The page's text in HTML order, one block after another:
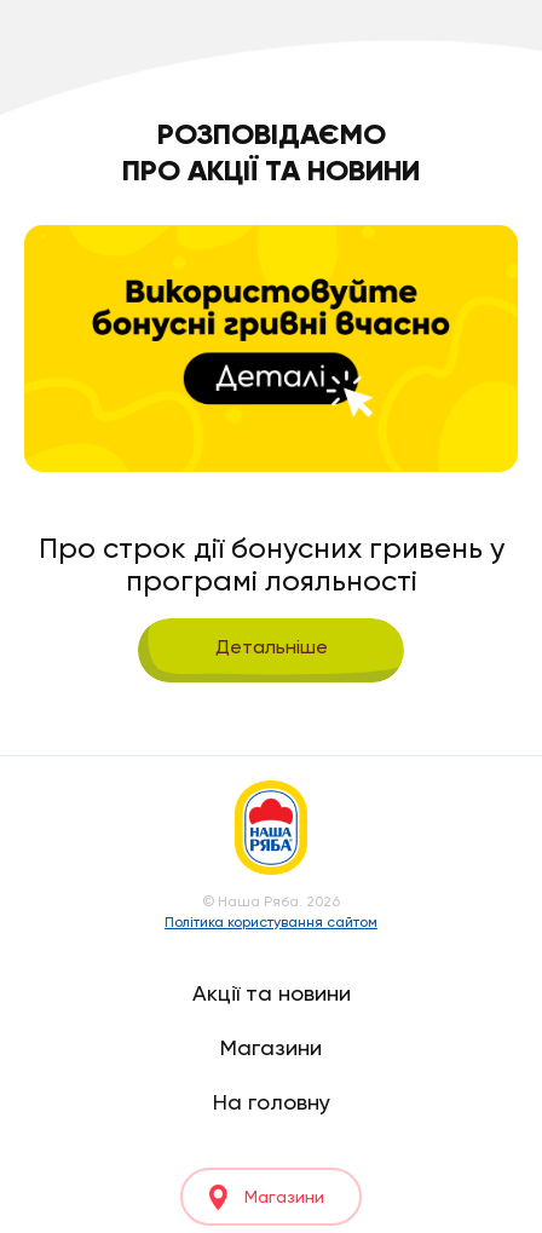
РОЗПОВІДАЄМО
ПРО АКЦІЇ ТА НОВИНИ
Про строк дії бонусних гривень у
програмі лояльності
Детальніше
© Наша Ряба. 2026
Політика користування сайтом
Акції та новини
Магазини
На головну
Магазини